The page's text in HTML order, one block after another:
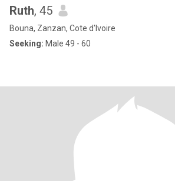
Ruth, 45
Bouna, Zanzan, Cote d'Ivoire
Seeking: Male 49 - 60